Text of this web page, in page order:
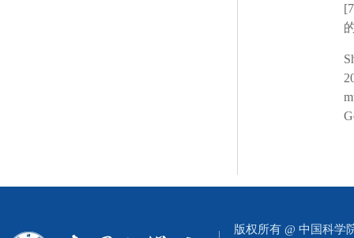
版权所有 @ 中国科学